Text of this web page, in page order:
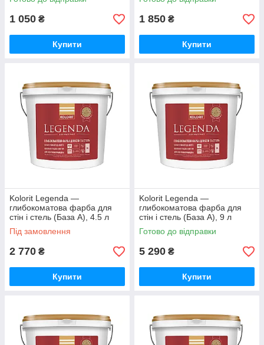
1 050 ₴
Купити
1 850 ₴
Купити
Kolorit Legenda —
глибокоматова фарба для
стін і стель (База А), 4.5 л
Під замовлення
2 770 ₴
Купити
Kolorit Legenda —
глибокоматова фарба для
стін і стель (База А), 9 л
Готово до відправки
5 290 ₴
Купити